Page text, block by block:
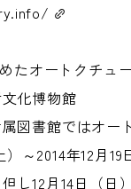
めたオートクチ
化博物館
図書館ではオー
）～2014年12月
12月14日（日